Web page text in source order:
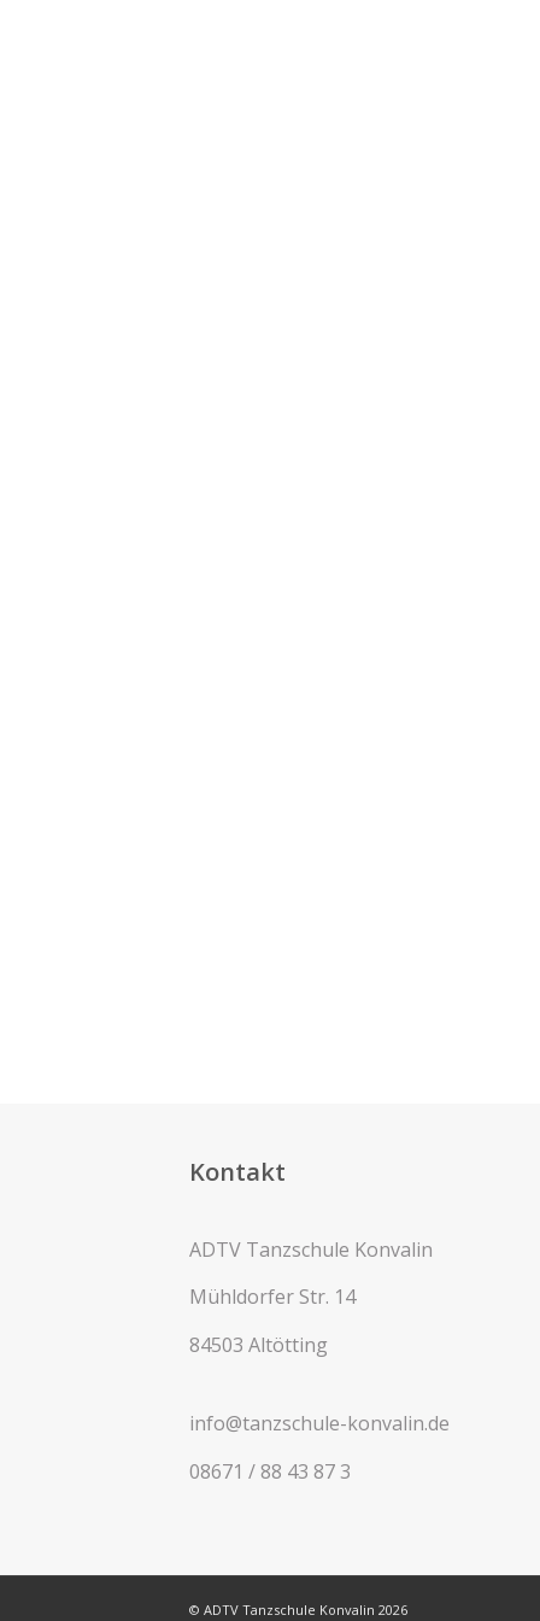
Kontakt
ADTV Tanzschule Konvalin
Mühldorfer Str. 14
84503 Altötting
info@tanzschule-konvalin.de
08671 / 88 43 87 3
© ADTV Tanzschule Konvalin 2026